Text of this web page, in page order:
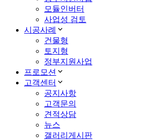
모듈인버터
사업성 검토
시공사례
건물형
토지형
정부지원사업
프로모션
고객센터
공지사항
고객문의
견적상담
뉴스
갤러리게시판